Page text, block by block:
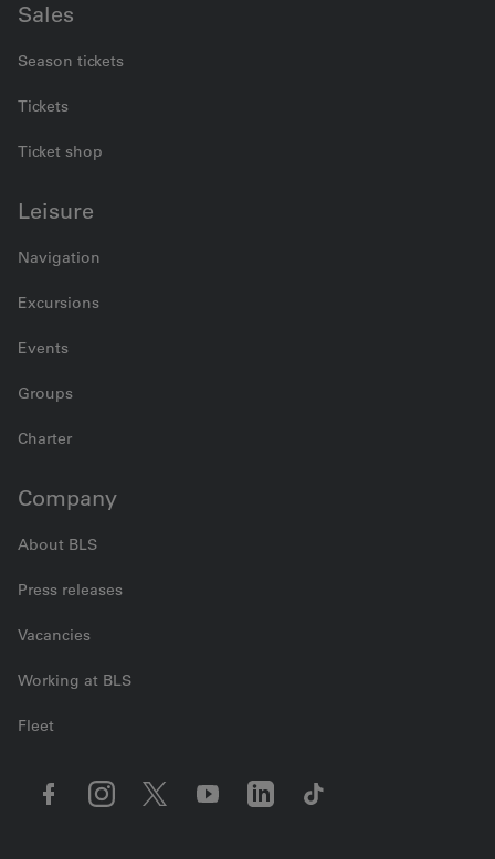
Sales
Season tickets
Tickets
Ticket shop
Leisure
Navigation
Excursions
Events
Groups
Charter
Company
About BLS
Press releases
Vacancies
Working at BLS
Fleet